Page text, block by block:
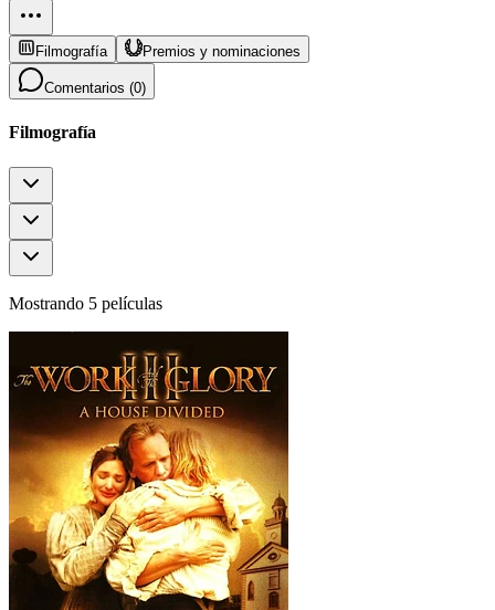
Filmografía Premios y nominaciones
Comentarios (0)
Filmografía
Mostrando 5 películas